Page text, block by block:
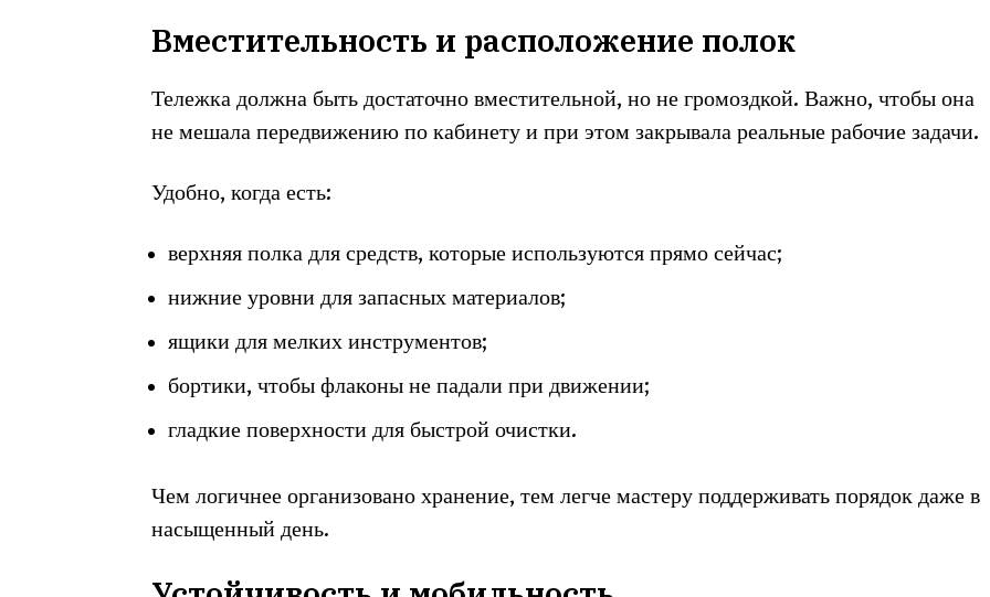
Вместительность и расположение полок
Тележка должна быть достаточно вместительной, но не громоздкой. Важно, чтобы она
не мешала передвижению по кабинету и при этом закрывала реальные рабочие задачи.
Удобно, когда есть:
верхняя полка для средств, которые используются прямо сейчас;
нижние уровни для запасных материалов;
ящики для мелких инструментов;
бортики, чтобы флаконы не падали при движении;
гладкие поверхности для быстрой очистки.
Чем логичнее организовано хранение, тем легче мастеру поддерживать порядок даже в
насыщенный день.